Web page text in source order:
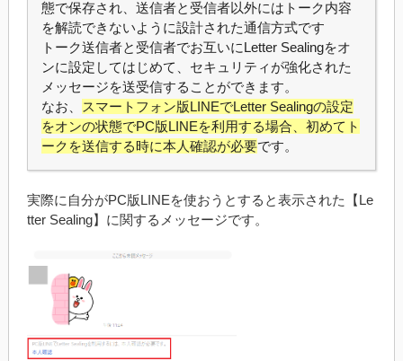
態で保存され、送信者と受信者以外にはトーク内容
を解読できないように設計された通信方式です
トーク送信者と受信者でお互いにLetter Sealingをオ
ンに設定してはじめて、セキュリティが強化された
メッセージを送受信することができます。
なお、​ スマートフォン版LINEでLetter Sealingの設定
をオンの状態でPC版LINEを利用する場合、初めてト
ークを送信する時に本人確認が必要です。
実際に自分がPC版LINEを使おうとすると表示された【Le
tter Sealing】に関するメッセージです。